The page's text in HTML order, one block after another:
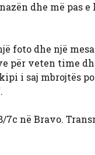
dhe më pas
foto dhe një
për veten time
i saj mbrojtës
në Bravo.